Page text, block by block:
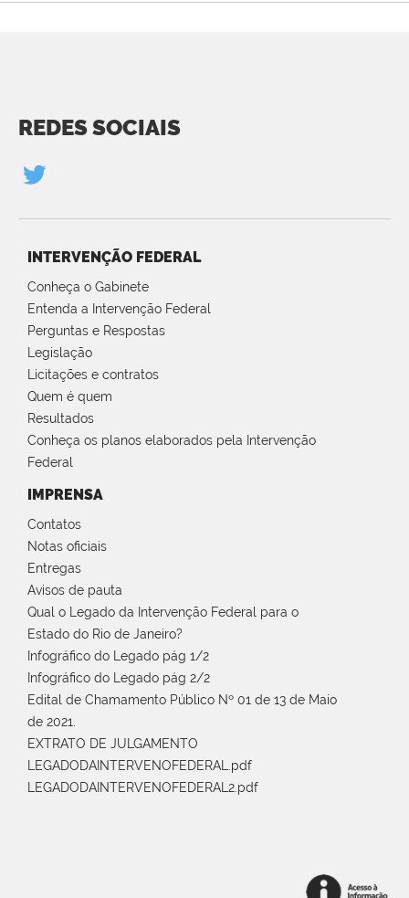
REDES SOCIAIS
INTERVENÇÃO FEDERAL
Conheça o Gabinete
Entenda a Intervenção Federal
Perguntas e Respostas
Legislação
Licitações e contratos
Quem é quem
Resultados
Conheça os planos elaborados pela Intervenção
Federal
IMPRENSA
Contatos
Notas oficiais
Entregas
Avisos de pauta
Qual o Legado da Intervenção Federal para o
Estado do Rio de Janeiro?
Infográfico do Legado pág 1/2
Infográfico do Legado pág 2/2
Edital de Chamamento Público Nº 01 de 13 de Maio
de 2021.
EXTRATO DE JULGAMENTO
LEGADODAINTERVENOFEDERAL.pdf
LEGADODAINTERVENOFEDERAL2.pdf